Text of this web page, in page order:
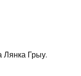
Лянка Грыу.